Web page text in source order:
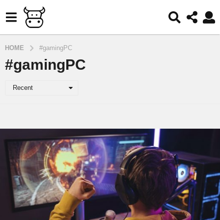
HOME #gamingPC
#gamingPC
Recent